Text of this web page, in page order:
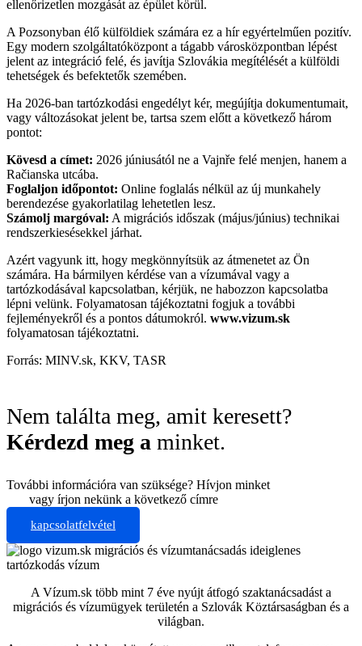
ellenőrizetlen mozgását az épület körül.
A Pozsonyban élő külföldiek számára ez a hír egyértelműen pozitív.
Egy modern szolgáltatóközpont a tágabb városközpontban lépést
jelent az integráció felé, és javítja Szlovákia megítélését a külföldi
tehetségek és befektetők szemében.
Ha 2026-ban tartózkodási engedélyt kér, megújítja dokumentumait,
vagy változásokat jelent be, tartsa szem előtt a következő három
pontot:
Kövesd a címet: 2026 júniusától ne a Vajnře felé menjen, hanem a
Račianska utcába.
Foglaljon időpontot: Online foglalás nélkül az új munkahely
berendezése gyakorlatilag lehetetlen lesz.
Számolj margóval: A migrációs időszak (május/június) technikai
rendszerkiesésekkel járhat.
Azért vagyunk itt, hogy megkönnyítsük az átmenetet az Ön
számára. Ha bármilyen kérdése van a vízumával vagy a
tartózkodásával kapcsolatban, kérjük, ne habozzon kapcsolatba
lépni velünk. Folyamatosan tájékoztatni fogjuk a további
fejleményekről és a pontos dátumokról. www.vizum.sk
folyamatosan tájékoztatni.
Forrás: MINV.sk, KKV, TASR
Nem találta meg, amit keresett?
Kérdezd meg a minket.
További információra van szüksége? Hívjon minket
vagy írjon nekünk a következő címre
kapcsolatfelvétel
A Vízum.sk több mint 7 éve nyújt átfogó szaktanácsadást a
migrációs és vízumügyek területén a Szlovák Köztársaságban és a
világban.